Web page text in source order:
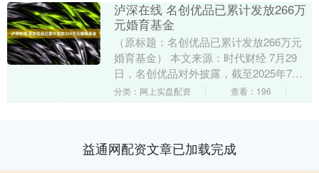
泸深在线 名创优品已累计发放266万
元婚育基金
（原标题：名创优品已累计发放266万元
婚育基金） 本文来源：时代财经 7月29
日，名创优品对外披露，截至2025年7月
28日，名创优品婚育基金已累计发放266
分类：网上实盘配资 查看：196
益通网配资文章已加载完成